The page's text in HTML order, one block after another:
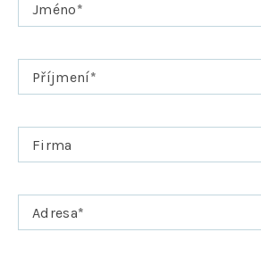
Jméno*
Příjmení*
Firma
Adresa*